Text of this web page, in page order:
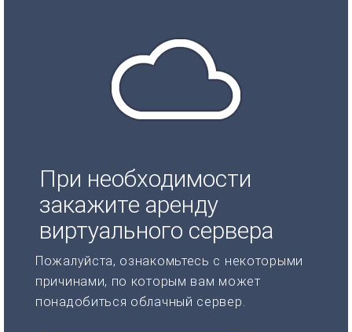
При необходимости
закажите аренду
виртуального сервера
Пожалуйста, ознакомьтесь с некоторыми
причинами, по которым вам может
понадобиться облачный сервер.